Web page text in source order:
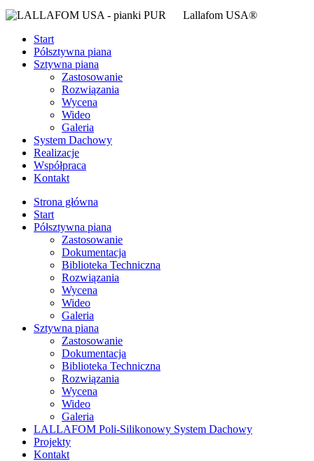
Lallafom USA®
Start
Półsztywna piana
Sztywna piana
Zastosowanie
Rozwiązania
Wycena
Wideo
Galeria
System Dachowy
Realizacje
Współpraca
Kontakt
Strona główna
Start
Półsztywna piana
Zastosowanie
Dokumentacja
Biblioteka Techniczna
Rozwiązania
Wycena
Wideo
Galeria
Sztywna piana
Zastosowanie
Dokumentacja
Biblioteka Techniczna
Rozwiązania
Wycena
Wideo
Galeria
LALLAFOM Poli-Silikonowy System Dachowy
Projekty
Kontakt